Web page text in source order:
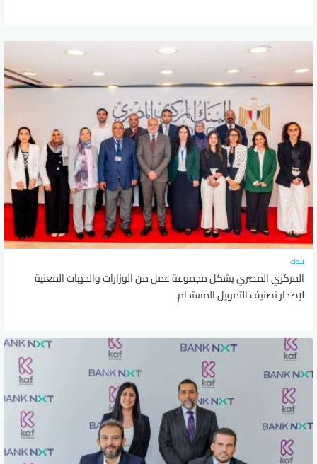
بنوك
المركزي المصري يشكل مجموعة عمل من الوزارات والجهات المعنية
لإصدار تصنيف التمويل المستدام